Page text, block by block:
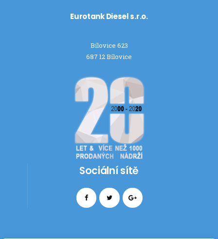
Eurotank Diesel s.r.o.
Bílovice 623
687 12 Bílovice
Sociální sítě